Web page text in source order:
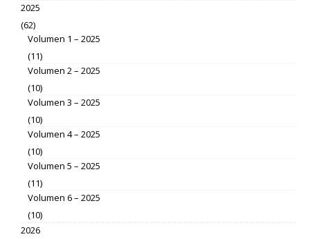
2025
(62)
Volumen 1 – 2025
(11)
Volumen 2 – 2025
(10)
Volumen 3 – 2025
(10)
Volumen 4 – 2025
(10)
Volumen 5 – 2025
(11)
Volumen 6 – 2025
(10)
2026